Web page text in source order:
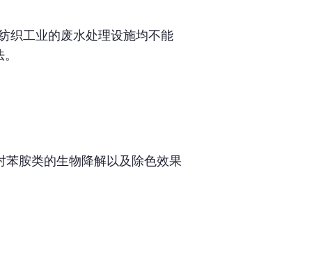
织工业的废水处理设施均不能
胺类的生物降解以及除色效果